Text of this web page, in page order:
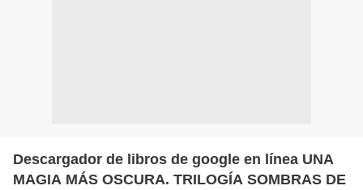
Descargador de libros de google en línea UNA
MAGIA MÁS OSCURA. TRILOGÍA SOMBRAS DE